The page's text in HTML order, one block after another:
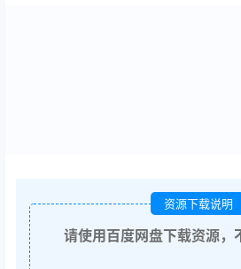
资源下载说明
请使用百度网盘下载资源，